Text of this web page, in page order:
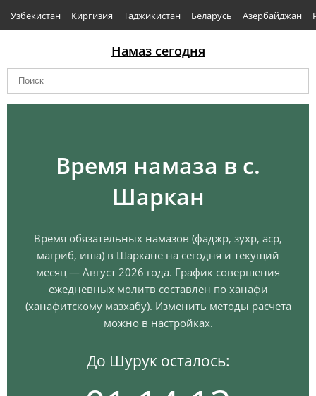
Узбекистан Киргизия Таджикистан Беларусь Азербайджан
Намаз сегодня
Время намаза в с.
Шаркан
Время обязательных намазов (фаджр, зухр, аср,
магриб, иша) в Шаркане на сегодня и текущий
месяц — Август 2026 года. График совершения
ежедневных молитв составлен по ханафи
(ханафитскому мазхабу). Изменить методы расчета
можно в настройках.
До Шурук осталось: